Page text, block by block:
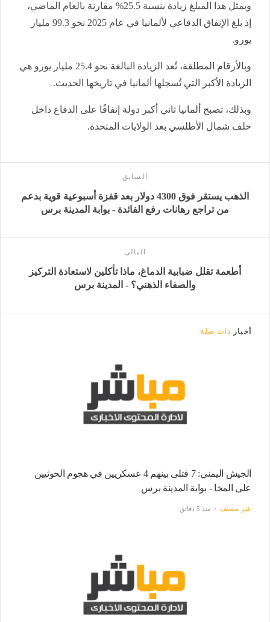
ويمثل هذا المبلغ زيادة بنسبة 25.5% مقارنة بالعام الماضي،
إذ بلغ الإنفاق الدفاعي لألمانيا في عام 2025 نحو 99.3 مليار
يورو.
وبالأرقام المطلقة، تُعد الزيادة البالغة نحو 25.4 مليار يورو هي
الزيادة الأكبر التي تُسجلها ألمانيا في تاريخها الحديث.
وبذلك، تصبح ألمانيا ثاني أكبر دولة إنفاقًا على الدفاع داخل
حلف شمال الأطلسي بعد الولايات المتحدة.
السابق
الذهب يستقر فوق 4300 دولار بعد قفزة أسبوعية قوية بدعم
من تراجع رهانات رفع الفائدة - بوابة المدينة برس
التالى
أطعمة تقلل ضبابية الدماغ، ماذا تأكلين لاستعادة التركيز
والصفاء الذهني؟ - المدينة برس
أخبار ذات صلة
الجيش اليمني: 7 قتلى بينهم 4 عسكريين في هجوم الحوثيين
على المخا - بوابة المدينة برس
غير مصنف منذ 5 دقائق